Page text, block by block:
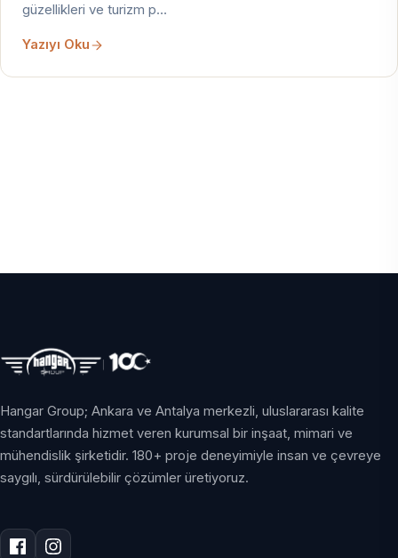
güzellikleri ve turizm p…
Yazıyı Oku
Hangar Group; Ankara ve Antalya merkezli, uluslararası kalite
standartlarında hizmet veren kurumsal bir inşaat, mimari ve
mühendislik şirketidir. 180+ proje deneyimiyle insan ve çevreye
saygılı, sürdürülebilir çözümler üretiyoruz.